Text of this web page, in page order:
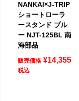
NANKAI×J-TRIP
ショートローラ
ースタンド ブル
ー NJT-125BL 南
海部品
販売価格 ¥14,355
税込